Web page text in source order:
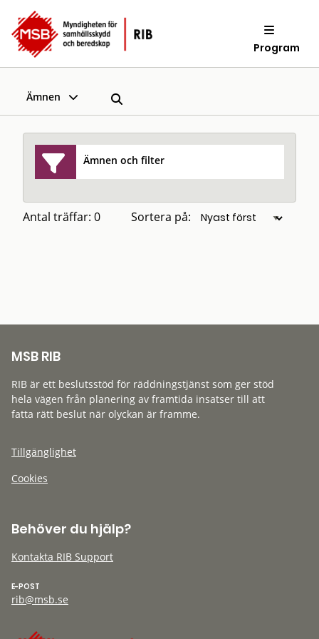
Program
Ämnen
Ämnen och filter
Antal träffar: 0 Sortera på:
MSB RIB
RIB är ett beslutsstöd för räddningstjänst som ger stöd
hela vägen från planering av framtida insatser till att
fatta rätt beslut när olyckan är framme.
Tillgänglighet
Cookies
Behöver du hjälp?
Kontakta RIB Support
E-POST
rib@msb.se